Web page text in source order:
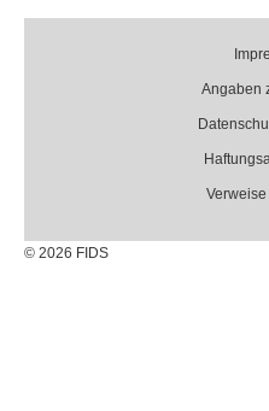
Angaben
© 2026 FIDS